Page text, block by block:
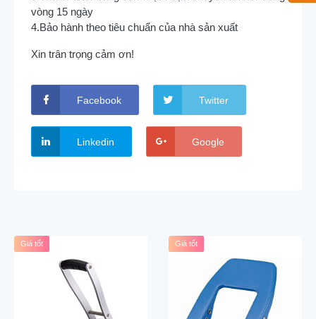
vòng 15 ngày
4.Bảo hành theo tiêu chuẩn của nhà sản xuất
Xin trân trọng cảm ơn!
Facebook Twitter
Linkedin Google
Giá tốt Giá tốt